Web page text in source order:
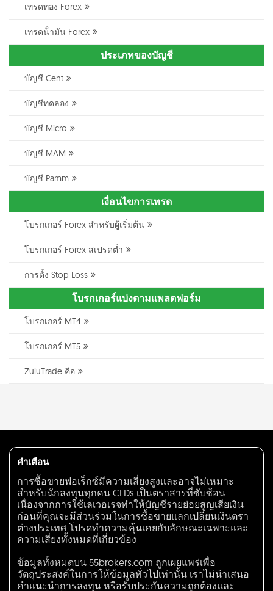
เทรดทอง Forex
เทรดน้ํามัน Forex
ประเภทของบัญชี
บัญชี Cent
บัญชีทดลอง
บัญชี Micro
บัญชี MAM
บัญชี Pamm
เงื่อนไขการเทรด
โบรกเกอร์ Forex สำหรับผู้เริ่มต้น
โบรกเกอร์ Forex สเปรดต่ำ
การตั้ง Stop Loss
โบรกเกอร์แบ่งตามแพลตฟอร์ม
โบรกเกอร์ MT4
โบรกเกอร์ MT5
ZuluTrade คือ
คำเตือน
การซื้อขายฟอเร็กซ์มีความเสี่ยงสูงและอาจไม่เหมาะ
สำหรับนักลงทุนทุกคน CFDs เป็นตราสารที่ซับซ้อน
เนื่องจากการใช้เลเวอเรจทำให้บัญชีรายย่อยสูญเสียเงิน
ก่อนที่คุณจะมีส่วนร่วมในการซื้อขายแลกเปลี่ยนเงินตรา
ต่างประเทศ โปรดทำความคุ้นเคยกับลักษณะเฉพาะและ
ความเสี่ยงทั้งหมดที่เกี่ยวข้อง
ข้อมูลทั้งหมดบน 55brokers.com ถูกเผยแพร่เพื่อ
วัตถุประสงค์ในการให้ข้อมูลทั่วไปเท่านั้น เราไม่นำเสนอ
คำแนะนำการลงทุน หรือรับประกันความถูกต้องและ